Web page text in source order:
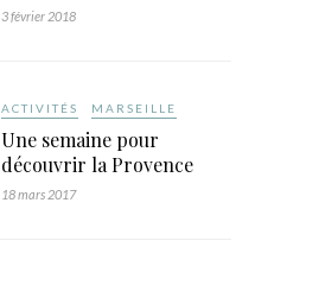
3 février 2018
ACTIVITÉS MARSEILLE
Une semaine pour
découvrir la Provence
18 mars 2017